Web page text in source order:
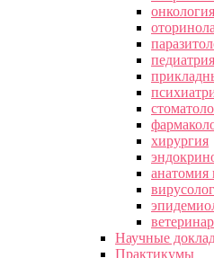
онкология
хирургия
анатомия
Научные
Практикумы